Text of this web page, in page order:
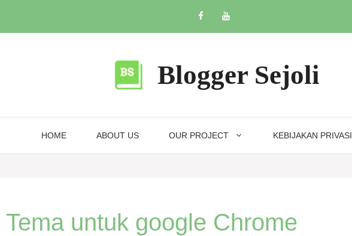
Blogger Sejoli
HOME ABOUT US OUR PROJECT KEBIJAKAN PRIVASI
untuk google Chrome